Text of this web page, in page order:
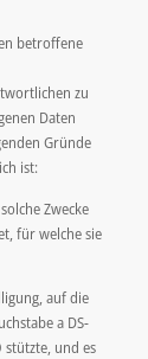
betroffene
zu
Daten
Gründe
ist:
Zwecke
für welche sie
auf die
a DS-
stützte, und es